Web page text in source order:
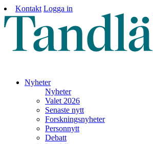
Kontakt Logga in
Nyheter
Nyheter
Valet 2026
Senaste nytt
Forskningsnyheter
Personnytt
Debatt